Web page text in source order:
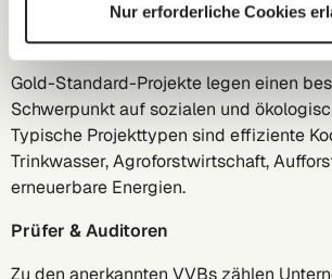
Nur erforderliche Cookies
Fokus
Gold-Standard-Projekte legen einen
Schwerpunkt auf sozialen und
Typische Projekttypen sind effiziente
Trinkwasser, Agroforstwirtschaft,
erneuerbare Energien.
Prüfer & Auditoren
Zu den anerkannten VVBs zählen